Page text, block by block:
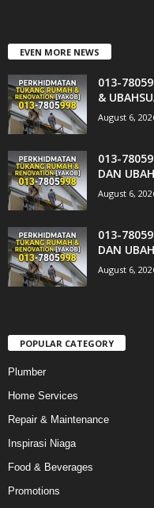
EVEN MORE NEWS
013-
&
August 6,
013-
DAN
August 6,
013-
DAN
August 6,
POPULAR CATEGORY
Plumber
Home Services
Repair & Maintenance
Inspirasi Niaga
Food & Beverages
Promotions